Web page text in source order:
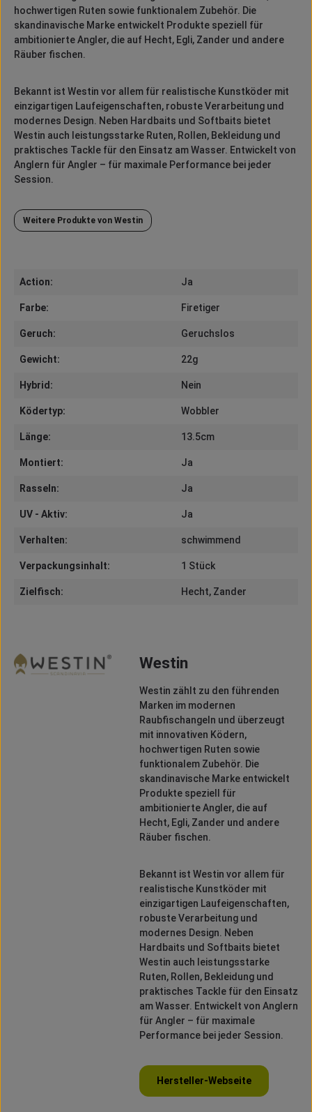
hochwertigen Ruten sowie funktionalem Zubehör. Die
skandinavische Marke entwickelt Produkte speziell für
ambitionierte Angler, die auf Hecht, Egli, Zander und andere
Räuber fischen.
Bekannt ist Westin vor allem für realistische Kunstköder mit
einzigartigen Laufeigenschaften, robuste Verarbeitung und
modernes Design. Neben Hardbaits und Softbaits bietet
Westin auch leistungsstarke Ruten, Rollen, Bekleidung und
praktisches Tackle für den Einsatz am Wasser. Entwickelt von
Anglern für Angler – für maximale Performance bei jeder
Session.
Weitere Produkte von Westin
Action: Ja
Farbe: Firetiger
Geruch: Geruchslos
Gewicht: 22g
Hybrid: Nein
Ködertyp: Wobbler
Länge: 13.5cm
Montiert: Ja
Rasseln: Ja
UV - Aktiv: Ja
Verhalten: schwimmend
Verpackungsinhalt: 1 Stück
Zielfisch: Hecht, Zander
Westin
Westin zählt zu den führenden
Marken im modernen
Raubfischangeln und überzeugt
mit innovativen Ködern,
hochwertigen Ruten sowie
funktionalem Zubehör. Die
skandinavische Marke entwickelt
Produkte speziell für
ambitionierte Angler, die auf
Hecht, Egli, Zander und andere
Räuber fischen.
Bekannt ist Westin vor allem für
realistische Kunstköder mit
einzigartigen Laufeigenschaften,
robuste Verarbeitung und
modernes Design. Neben
Hardbaits und Softbaits bietet
Westin auch leistungsstarke
Ruten, Rollen, Bekleidung und
praktisches Tackle für den Einsatz
am Wasser. Entwickelt von Anglern
für Angler – für maximale
Performance bei jeder Session.
Hersteller-Webseite